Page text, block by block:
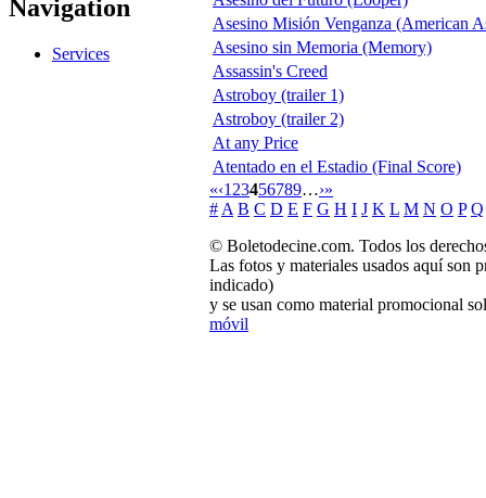
Navigation
Services
Asesino Misión Venganza (American
Asesino sin Memoria (Memory)
Assassin's Creed
Astroboy (trailer 1)
Astroboy (trailer 2)
At any Price
Atentado en el Estadio (Final Score)
«‹1 23456789…›»
# A B C D E F G H I J K L M N O P Q
© Boletodecine.com. Todos los
Las fotos y materiales usados aquí son
indicado)
y se usan como material promocional
móvil